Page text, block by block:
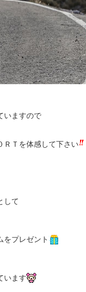
いますので
ＲＴを体感して下さい
して
をプレゼント
います